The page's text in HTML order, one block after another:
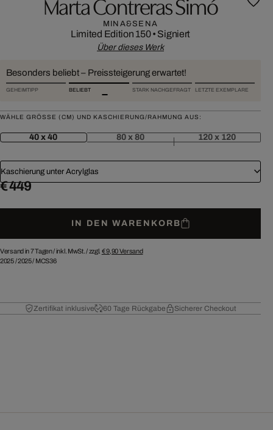
MINA&SENA
Limited Edition 150• Signiert
Über dieses Werk
Besonders beliebt – Preissteigerung erwartet!
GEHEIMTIPP BELIEBT STARK NACHGEFRAGT LETZTE EXEMPLARE
WÄHLE GRÖSSE (CM) UND KASCHIERUNG/RAHMUNG AUS:
40 x 40 80 x 80 120 x 120
Kaschierung unter Acrylglas
€ 449
IN DEN WARENKORB
Versand in 7 Tagen /inkl. MwSt. / zzgl. € 9,90Versand
2025/2025/ MCS36
Zertifikat inklusive 60 Tage Rückgabe Sicherer Checkout